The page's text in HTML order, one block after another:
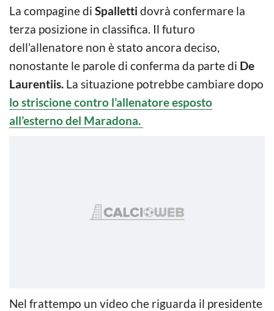
La compagine di Spalletti dovrà confermare la
terza posizione in classifica. Il futuro
dell’allenatore non è stato ancora deciso,
nonostante le parole di conferma da parte di De
Laurentiis. La situazione potrebbe cambiare dopo
lo striscione contro l’allenatore esposto
all’esterno del Maradona.
Nel frattempo un video che riguarda il presidente